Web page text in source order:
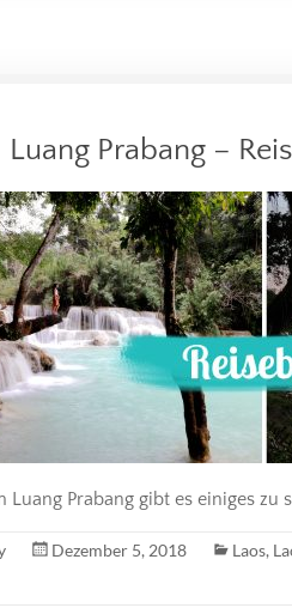
Luang Prabang –
Luang Prabang gibt es einiges
Dezember 5, 2018 Laos,